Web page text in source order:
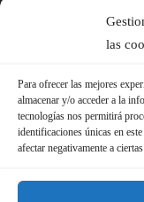
las
Para ofrecer las mejores
almacenar y/o acceder a la
tecnologías nos permitirá
identificaciones únicas en
afectar negativamente a